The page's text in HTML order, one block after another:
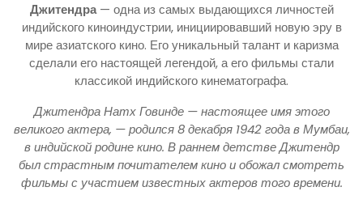
Джитендра— одна из самых выдающихся личностей
индийского киноиндустрии, инициировавший новую эру в
мире азиатского кино. Его уникальный талант и каризма
сделали его настоящей легендой, а его фильмы стали
классикой индийского кинематографа.
Джитендра Натх Говинде — настоящее имя этого
великого актера, — родился 8 декабря 1942 года в Мумбаи,
в индийской родине кино. В раннем детстве Джитендр
был страстным почитателем кино и обожал смотреть
фильмы с участием известных актеров того времени.